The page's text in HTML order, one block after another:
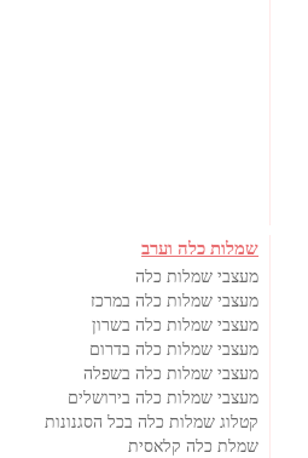
שמלות כלה וערב
מעצבי שמלות כלה
מעצבי שמלות כלה במרכז
מעצבי שמלות כלה בשרון
מעצבי שמלות כלה בדרום
מעצבי שמלות כלה בשפלה
מעצבי שמלות כלה בירושלים
קטלוג שמלות כלה בכל הסגנונות
שמלת כלה קלאסית